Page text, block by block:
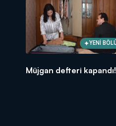
YENİ
Müjgan defteri kapandı!